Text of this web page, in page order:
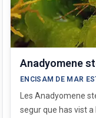
Anadyomene
ENCISAM DE MAR
Les Anadyomene
segur que has vist